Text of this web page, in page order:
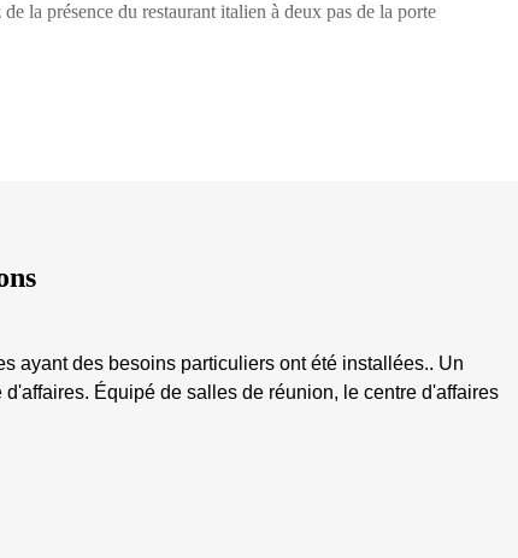
la présence du restaurant italien à deux pas de la porte
ayant des besoins particuliers ont été installées.. Un
Équipé de salles de réunion, le centre d'affaires